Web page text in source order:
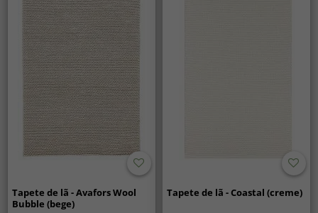
Tapete de lã - Avafors Wool
Bubble (bege)
Tapete de lã - Coastal (creme)